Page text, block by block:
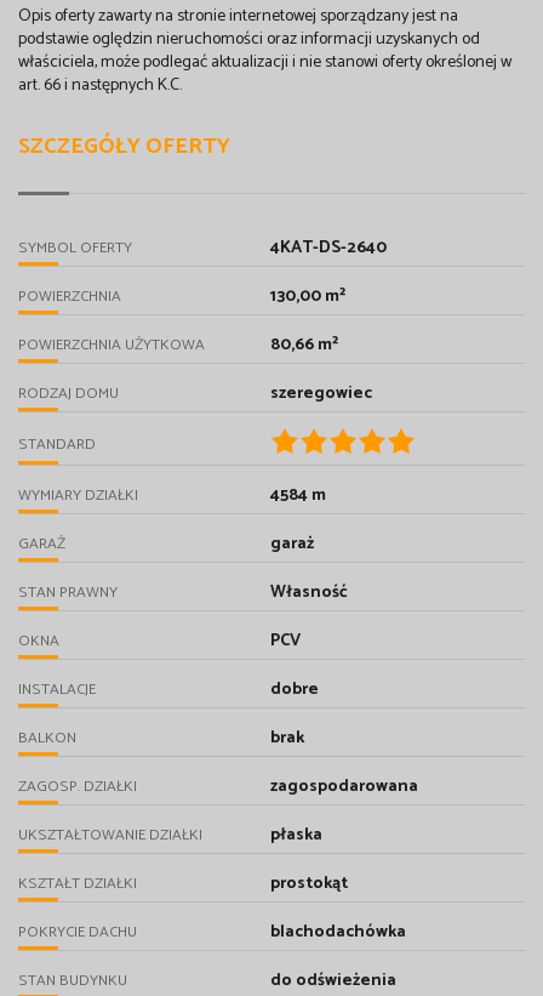
Opis oferty zawarty na stronie internetowej sporządzany jest na
podstawie oględzin nieruchomości oraz informacji uzyskanych od
właściciela, może podlegać aktualizacji i nie stanowi oferty określonej w
art. 66 i następnych K.C.
SZCZEGÓŁY OFERTY
SYMBOL OFERTY 4KAT-DS-2640
POWIERZCHNIA 130,00 m²
POWIERZCHNIA UŻYTKOWA 80,66 m²
RODZAJ DOMU szeregowiec
STANDARD
WYMIARY DZIAŁKI 4584 m
GARAŻ garaż
STAN PRAWNY Własność
OKNA PCV
INSTALACJE dobre
BALKON brak
ZAGOSP. DZIAŁKI zagospodarowana
UKSZTAŁTOWANIE DZIAŁKI płaska
KSZTAŁT DZIAŁKI prostokąt
POKRYCIE DACHU blachodachówka
STAN BUDYNKU do odświeżenia